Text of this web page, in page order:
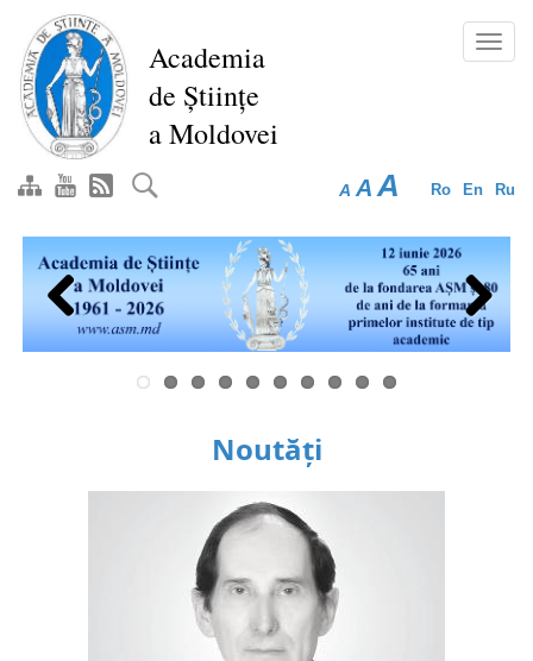
conţinutul
principal
Academia
de Științe
a Moldovei
Ro En Ru
A A A
Previous Next
Noutăți